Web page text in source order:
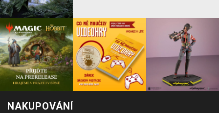
NAKUPOVÁNÍ